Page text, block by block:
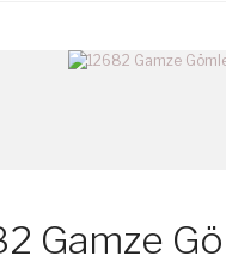
Gamze